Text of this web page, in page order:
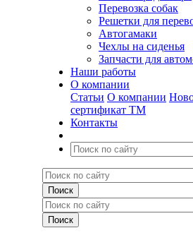
Перевозка собак
Решетки для
Автогамаки
Чехлы на сиденья
Запчасти для
Наши работы
О компании
Статьи О компании
сертификат ТМ
Контакты